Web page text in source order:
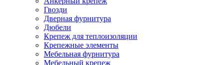
Гвозди
Дверная фурнитура
Дюбели
Крепеж для теплоизоляции
Крепежные элементы
Мебельная фурнитура
Мебельный крепеж